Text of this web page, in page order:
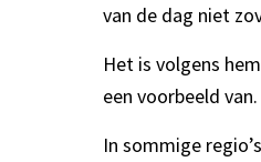
van de dag niet
Het is volgens
een voorbeeld
In sommige